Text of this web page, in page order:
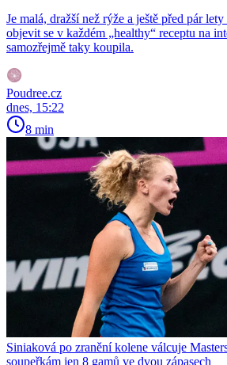
Je malá, dražší než rýže a ještě před pár
objevit se v každém „healthy“ receptu na
samozřejmě taky koupila.
Poudree.cz
dnes, 15:22
8 min
Siniaková po zranění kolene válcuje
soupeřkám jen 8 gamů ve dvou zápasech